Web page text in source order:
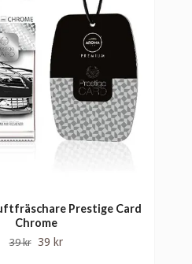
Prestige Card
Chrome
39 kr 39 kr